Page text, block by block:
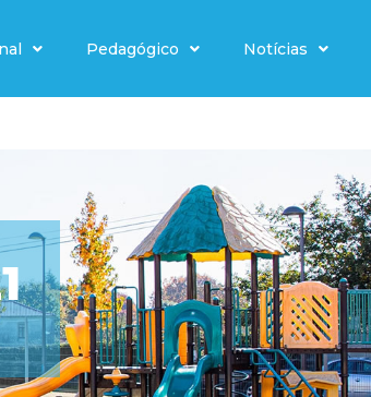
Pedagógico Notícias